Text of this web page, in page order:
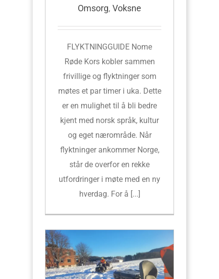
Omsorg, Voksne
FLYKTNINGGUIDE Nome
Røde Kors kobler sammen
frivillige og flyktninger som
møtes et par timer i uka. Dette
er en mulighet til å bli bedre
kjent med norsk språk, kultur
og eget nærområde. Når
flyktninger ankommer Norge,
står de overfor en rekke
utfordringer i møte med en ny
hverdag. For å [...]